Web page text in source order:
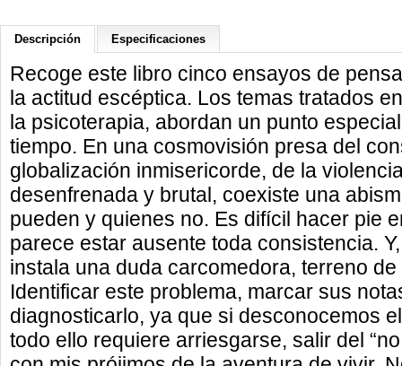
Descripción Especificaciones
Recoge este libro cinco ensayos de
la actitud escéptica. Los temas tratados
la psicoterapia, abordan un punto
tiempo. En una cosmovisión presa del
globalización inmisericorde, de la
desenfrenada y brutal, coexiste una
pueden y quienes no. Es difícil hacer pie
parece estar ausente toda consistencia.
instala una duda carcomedora, terreno
Identificar este problema, marcar sus
diagnosticarlo, ya que si desconocemos
todo ello requiere arriesgarse, salir del